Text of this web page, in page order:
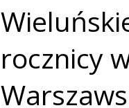
rocznicy